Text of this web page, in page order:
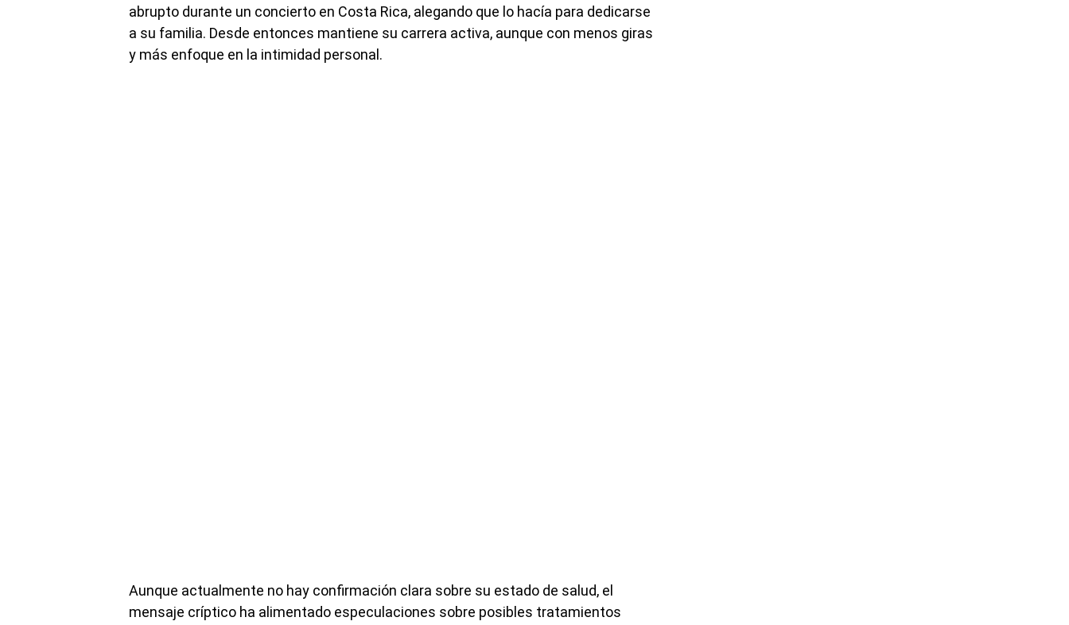
abrupto durante un concierto en Costa Rica, alegando que lo hacía para dedicarse
a su familia. Desde entonces mantiene su carrera activa, aunque con menos giras
y más enfoque en la intimidad personal.
Aunque actualmente no hay confirmación clara sobre su estado de salud, el
mensaje críptico ha alimentado especulaciones sobre posibles tratamientos